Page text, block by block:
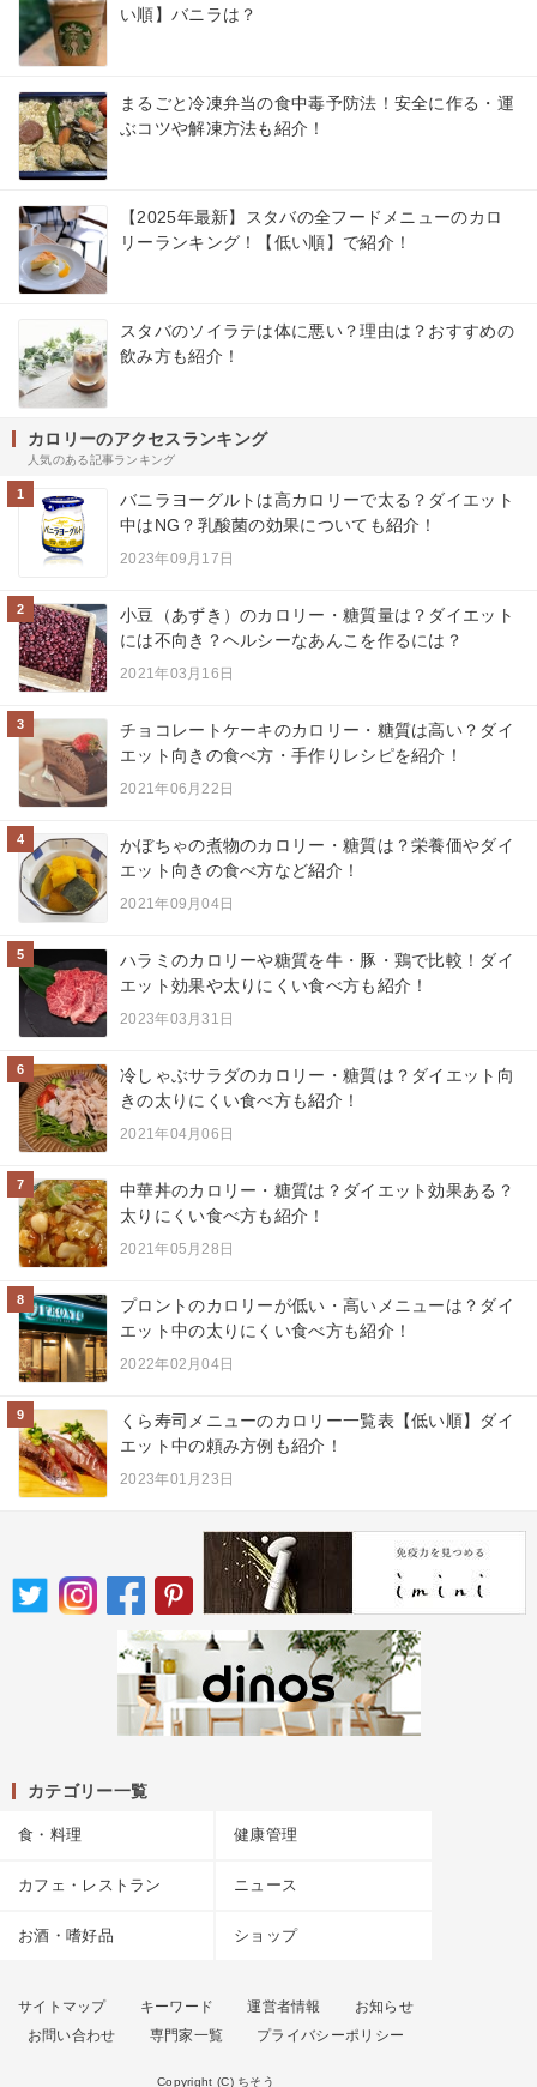
い順】バニラは？
まるごと冷凍弁当の食中毒予防法！安全に作る・運
ぶコツや解凍方法も紹介！
【2025年最新】スタバの全フードメニューのカロ
リーランキング！【低い順】で紹介！
スタバのソイラテは体に悪い？理由は？おすすめの
飲み方も紹介！
カロリーのアクセスランキング
人気のある記事ランキング
1
バニラヨーグルトは高カロリーで太る？ダイエット
中はNG？乳酸菌の効果についても紹介！
2023年09月17日
2
小豆（あずき）のカロリー・糖質量は？ダイエット
には不向き？ヘルシーなあんこを作るには？
2021年03月16日
3
チョコレートケーキのカロリー・糖質は高い？ダイ
エット向きの食べ方・手作りレシピを紹介！
2021年06月22日
4
かぼちゃの煮物のカロリー・糖質は？栄養価やダイ
エット向きの食べ方など紹介！
2021年09月04日
5
ハラミのカロリーや糖質を牛・豚・鶏で比較！ダイ
エット効果や太りにくい食べ方も紹介！
2023年03月31日
6
冷しゃぶサラダのカロリー・糖質は？ダイエット向
きの太りにくい食べ方も紹介！
2021年04月06日
7
中華丼のカロリー・糖質は？ダイエット効果ある？
太りにくい食べ方も紹介！
2021年05月28日
8
プロントのカロリーが低い・高いメニューは？ダイ
エット中の太りにくい食べ方も紹介！
2022年02月04日
9
くら寿司メニューのカロリー一覧表【低い順】ダイ
エット中の頼み方例も紹介！
2023年01月23日
カテゴリー一覧
食・料理 健康管理
カフェ・レストラン ニュース
お酒・嗜好品 ショップ
サイトマップ キーワード 運営者情報
お知らせ
お問い合わせ
専門家一覧 プライバシーポリシー
Copyright (C) ちそう